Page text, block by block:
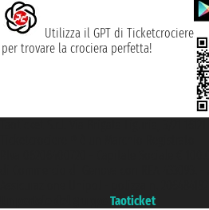
Utilizza il GPT di Ticketcrociere
per trovare la crociera perfetta!
Taoticket